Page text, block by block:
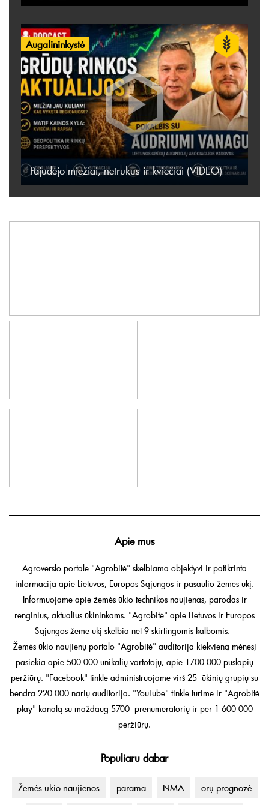
Augalininkystė
Pajudėjo miežiai, netrukus ir kviečiai (VIDEO)
Apie mus
Agroverslo portale "Agrobitė" skelbiama objektyvi ir patikrinta
informacija apie Lietuvos, Europos Sąjungos ir pasaulio žemės ūkį.
Informuojame apie žemės ūkio technikos naujienas, parodas ir
renginius, aktualius ūkininkams. "Agrobitė" apie Lietuvos ir Europos
Sąjungos žemė ūkį skelbia net 9 skirtingomis kalbomis.
Žemės ūkio naujienų portalo "Agrobitė" auditorija kiekvieną mėnesį
pasiekia apie 500 000 unikalių vartotojų, apie 1700 000 puslapių
peržiūrų. "Facebook" tinkle administruojame virš 25 ūkinių grupių su
bendra 220 000 narių auditorija. "YouTube" tinkle turime ir "Agrobitė
play" kanalą su maždaug 5700 prenumeratorių ir per 1 600 000
peržiūrų.
Populiaru dabar
Žemės ūkio naujienos parama NMA orų prognozė